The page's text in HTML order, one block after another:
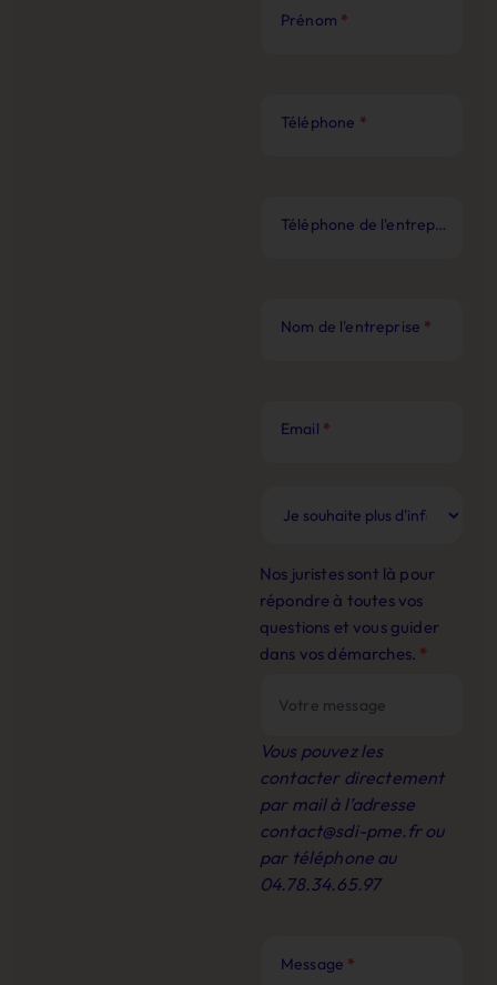
Prénom *
Téléphone *
Téléphone de l'entreprise
Nom de l'entreprise *
Email *
Nos juristes sont là pour
répondre à toutes vos
questions et vous guider
dans vos démarches. *
Vous pouvez les
contacter directement
par mail à l’adresse
contact@sdi-pme.frou
par téléphone au
04.78.34.65.97
Message *